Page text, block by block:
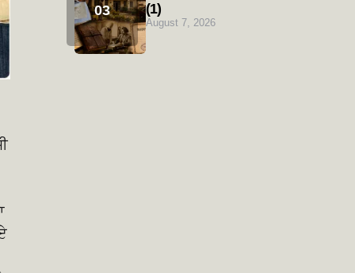
(1)
August 7, 2026